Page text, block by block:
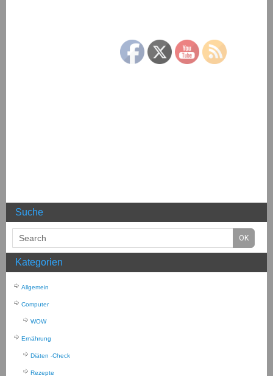
Suche
Kategorien
Allgemein
Computer
WOW
Ernährung
Diäten -Check
Rezepte